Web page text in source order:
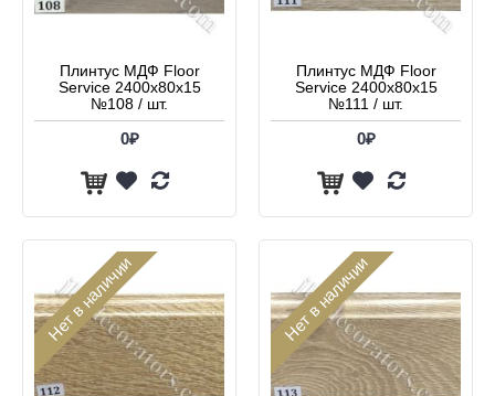
Плинтус МДФ Floor
Service 2400x80x15
№108 / шт.
0₽
Плинтус МДФ Floor
Service 2400x80x15
№111 / шт.
0₽
Нет в наличии Нет в наличии